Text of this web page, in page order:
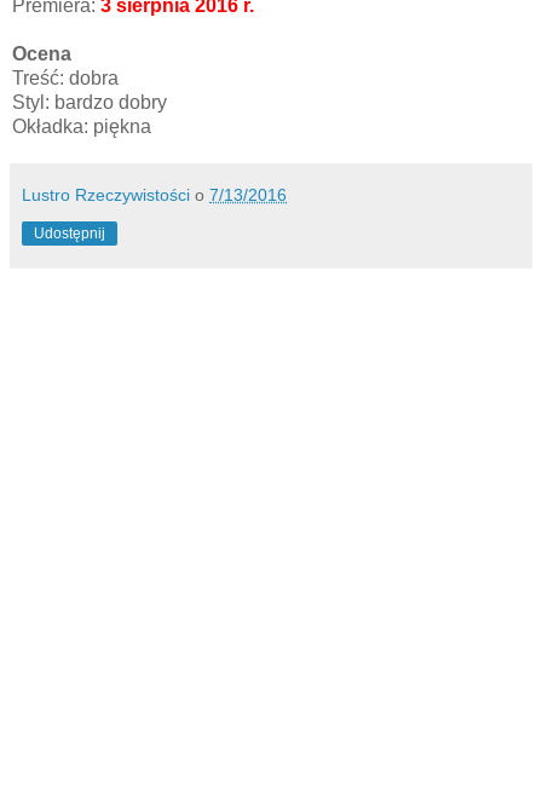
Premiera: 3 sierpnia 2016 r.
Ocena
Treść: dobra
Styl: bardzo dobry
Okładka: piękna
Lustro Rzeczywistości o 7/13/2016
Udostępnij